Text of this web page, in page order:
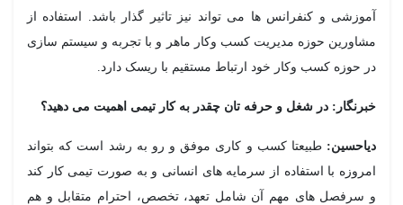
و کنفرانس ها می تواند نیز تاثیر گذار باشد. استفاده از
حوزه مدیریت کسب وکار ماهر و با تجربه و سیستم سازی
حوزه کسب وکار خود ارتباط مستقیم با ریسک دارد.
در شغل و حرفه تان چقدر به کار تیمی اهمیت می دهید؟
طبیعتا کسب و کاری موفق و رو به رشد است که بتواند
با استفاده از سرمایه های انسانی و به صورت تیمی کار کند
سرفصل های مهم آن شامل تعهد، تخصص، احترام متقابل و هم